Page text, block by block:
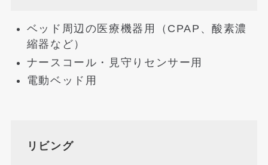
ベッド周辺の医療機器用（CPAP、酸素濃
縮器など）
ナースコール・見守りセンサー用
電動ベッド用
リビング